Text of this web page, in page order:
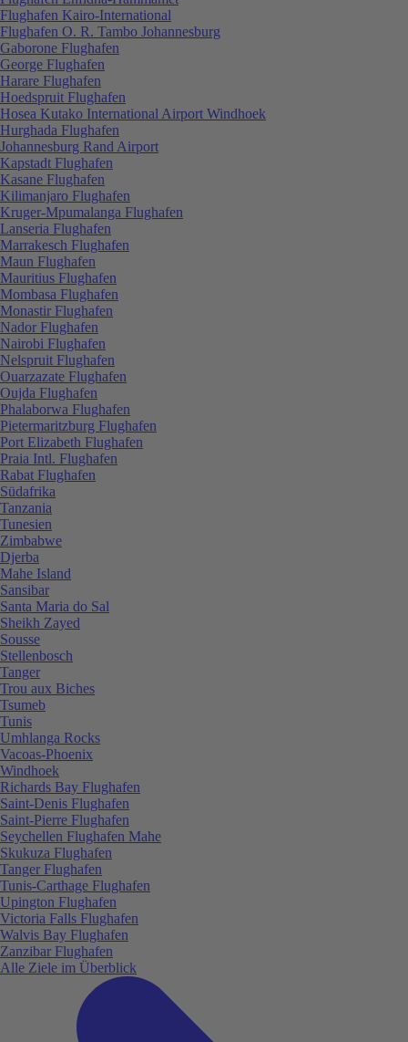
Flughafen Kairo-International
Flughafen O. R. Tambo Johannesburg
Gaborone Flughafen
George Flughafen
Harare Flughafen
Hoedspruit Flughafen
Hosea Kutako International Airport Windhoek
Hurghada Flughafen
Johannesburg Rand Airport
Kapstadt Flughafen
Kasane Flughafen
Kilimanjaro Flughafen
Kruger-Mpumalanga Flughafen
Lanseria Flughafen
Marrakesch Flughafen
Maun Flughafen
Mauritius Flughafen
Mombasa Flughafen
Monastir Flughafen
Nador Flughafen
Nairobi Flughafen
Nelspruit Flughafen
Ouarzazate Flughafen
Oujda Flughafen
Phalaborwa Flughafen
Pietermaritzburg Flughafen
Port Elizabeth Flughafen
Praia Intl. Flughafen
Rabat Flughafen
Südafrika
Tanzania
Tunesien
Zimbabwe
Djerba
Mahe Island
Sansibar
Santa Maria do Sal
Sheikh Zayed
Sousse
Stellenbosch
Tanger
Trou aux Biches
Tsumeb
Tunis
Umhlanga Rocks
Vacoas-Phoenix
Windhoek
Richards Bay Flughafen
Saint-Denis Flughafen
Saint-Pierre Flughafen
Seychellen Flughafen Mahe
Skukuza Flughafen
Tanger Flughafen
Tunis-Carthage Flughafen
Upington Flughafen
Victoria Falls Flughafen
Walvis Bay Flughafen
Zanzibar Flughafen
Alle Ziele im Überblick